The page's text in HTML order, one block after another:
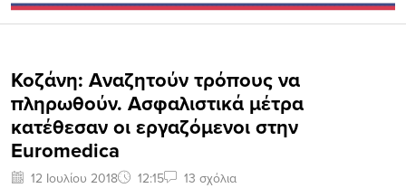
Κοζάνη: Αναζητούν τρόπους να
πληρωθούν. Ασφαλιστικά μέτρα
κατέθεσαν οι εργαζόμενοι στην
Euromedica
12 Ιουλίου 2018 12:15 13 σχόλια